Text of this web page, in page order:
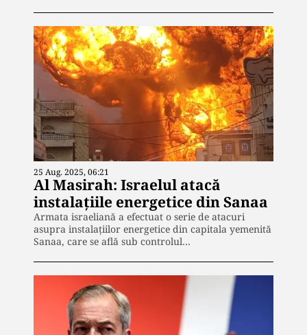
25 Aug. 2025, 06:21
Al Masirah: Israelul atacă
instalațiile energetice din Sanaa
Armata israeliană a efectuat o serie de atacuri
asupra instalațiilor energetice din capitala yemenită
Sanaa, care se află sub controlul…